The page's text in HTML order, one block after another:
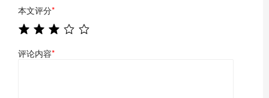
本文评分*
评论内容*